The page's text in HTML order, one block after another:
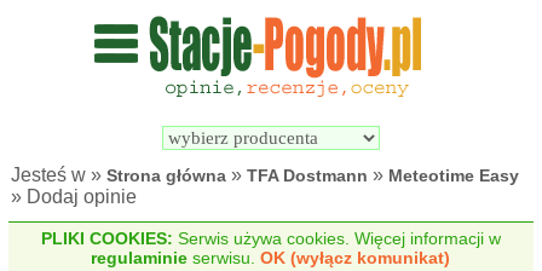
Wyszukiwarka
pogodowych
Jesteś w »Strona główna »TFA Dostmann » Meteotime Easy
» Dodaj opinie
PLIKI COOKIES: Serwis używa cookies. Więcej informacji w
regulaminie serwisu.OK (wyłącz komunikat)